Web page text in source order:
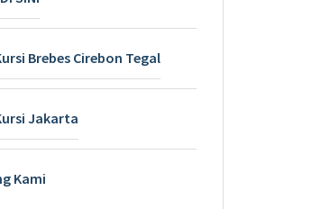
Brebes Cirebon Tegal
Jakarta
Kami